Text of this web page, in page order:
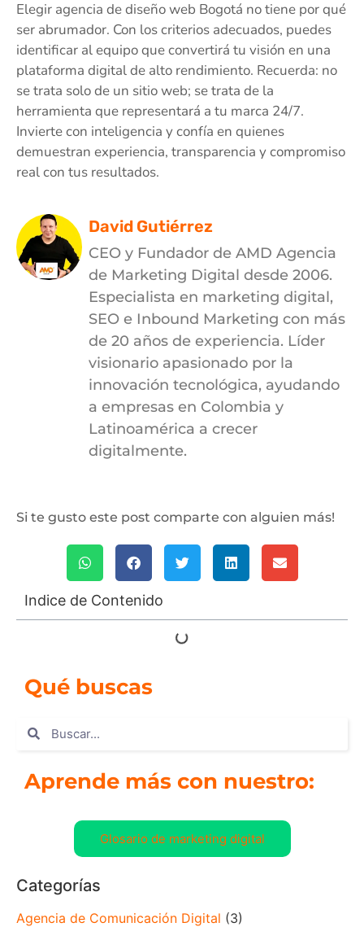
Elegir agencia de diseño web Bogotá no tiene por qué
ser abrumador. Con los criterios adecuados, puedes
identificar al equipo que convertirá tu visión en una
plataforma digital de alto rendimiento. Recuerda: no
se trata solo de un sitio web; se trata de la
herramienta que representará a tu marca 24/7.
Invierte con inteligencia y confía en quienes
demuestran experiencia, transparencia y compromiso
real con tus resultados.
David Gutiérrez
CEO y Fundador de AMD Agencia
de Marketing Digital desde 2006.
Especialista en marketing digital,
SEO e Inbound Marketing con más
de 20 años de experiencia. Líder
visionario apasionado por la
innovación tecnológica, ayudando
a empresas en Colombia y
Latinoamérica a crecer
digitalmente.
Si te gusto este post comparte con alguien más!
Indice de Contenido
Qué buscas
Aprende más con nuestro:
Glosario de marketing digital
Categorías
Agencia de Comunicación Digital (3)